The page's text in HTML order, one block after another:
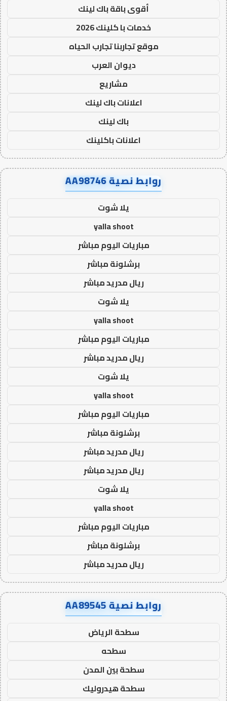
أقوى باقة باك لينك
خدمات با كلينك 2026
موقع تجاربنا تجارب الحياه
ديوان العرب
مشاريع
اعلانات باك لينك
باك لينك
اعلانات باكلينك
روابط نصية AA98746
يلا شوت
yalla shoot
مباريات اليوم مباشر
برشلونة مباشر
ريال مدريد مباشر
يلا شوت
yalla shoot
مباريات اليوم مباشر
ريال مدريد مباشر
يلا شوت
yalla shoot
مباريات اليوم مباشر
برشلونة مباشر
ريال مدريد مباشر
ريال مدريد مباشر
يلا شوت
yalla shoot
مباريات اليوم مباشر
برشلونة مباشر
ريال مدريد مباشر
روابط نصية AA89545
سطحة الرياض
سطحه
سطحة بين المدن
سطحة هيدروليك